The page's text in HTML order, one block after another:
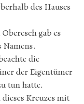
des Hauses
gab es
Namens.
die
der Eigentümer
tun hatte.
Kreuzes mit